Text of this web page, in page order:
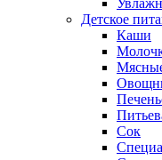
Детское
Каши
Сок